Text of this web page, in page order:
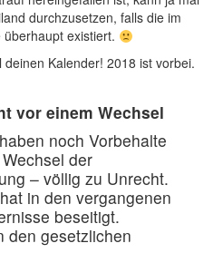
durchzusetzen, falls die im
existiert.
Kalender! 2018 ist vorbei.
vor einem Wechsel
noch Vorbehalte
der
– völlig zu Unrecht.
in den vergangenen
beseitigt.
den gesetzlichen